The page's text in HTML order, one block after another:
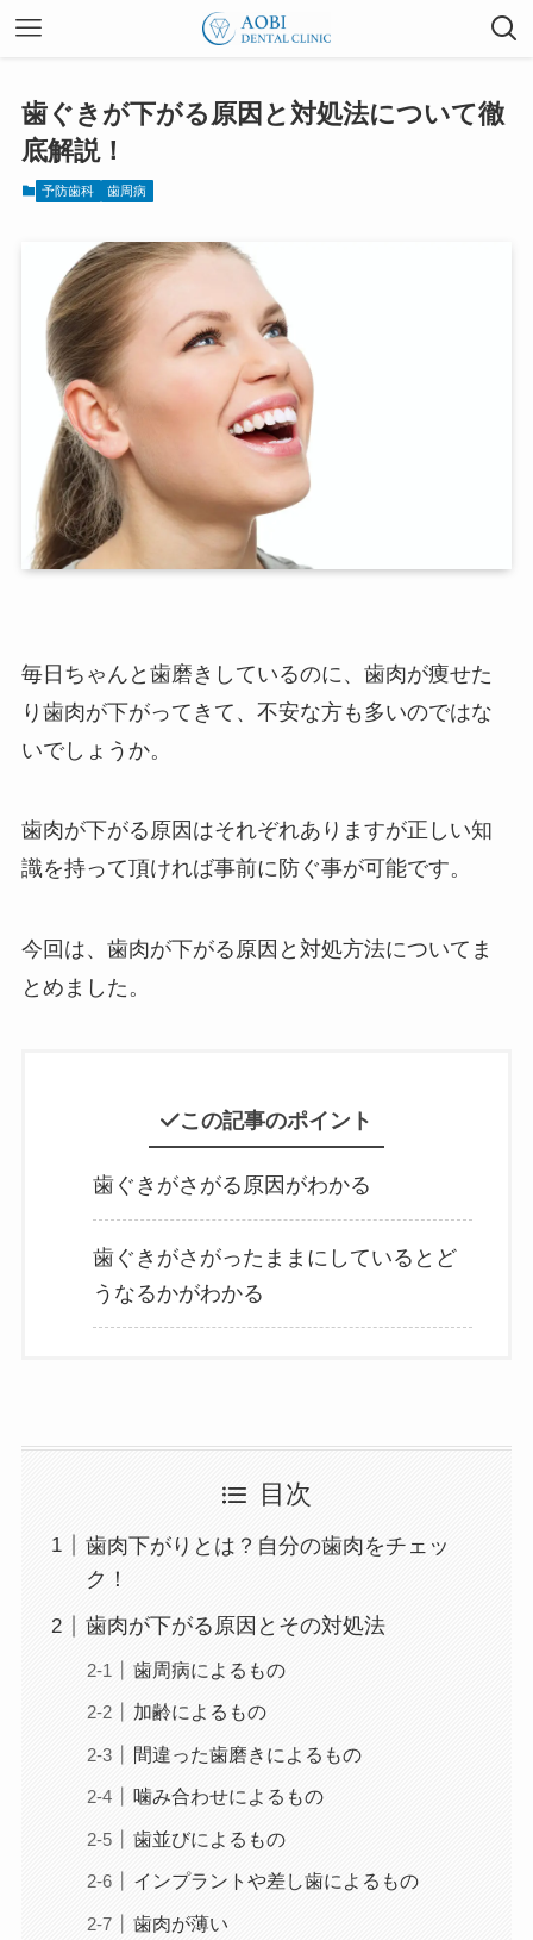
歯ぐきが下がる原因と対処法について徹
底解説！
予防歯科 歯周病
毎日ちゃんと歯磨きしているのに、歯肉が痩せた
り歯肉が下がってきて、不安な方も多いのではな
いでしょうか。
歯肉が下がる原因はそれぞれありますが正しい知
識を持って頂ければ事前に防ぐ事が可能です。
今回は、歯肉が下がる原因と対処方法についてま
とめました。
この記事のポイント
歯ぐきがさがる原因がわかる
歯ぐきがさがったままにしているとど
うなるかがわかる
目次
歯肉下がりとは？自分の歯肉をチェッ
ク！
歯肉が下がる原因とその対処法
歯周病によるもの
加齢によるもの
間違った歯磨きによるもの
噛み合わせによるもの
歯並びによるもの
インプラントや差し歯によるもの
歯肉が薄い